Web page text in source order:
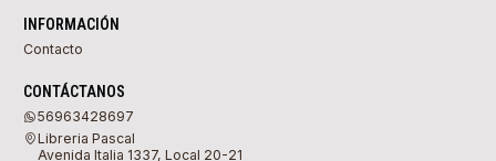
INFORMACIÓN
Contacto
CONTÁCTANOS
56963428697
Libreria Pascal
Avenida Italia 1337, Local 20-21